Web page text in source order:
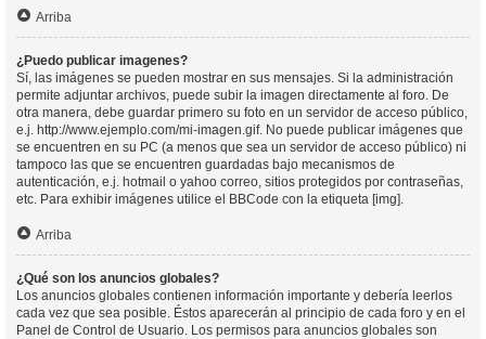
Arriba
¿Puedo publicar imagenes?
Sí, las imágenes se pueden mostrar en sus mensajes. Si la administración
permite adjuntar archivos, puede subir la imagen directamente al foro. De
otra manera, debe guardar primero su foto en un servidor de acceso público,
e.j. http://www.ejemplo.com/mi-imagen.gif. No puede publicar imágenes que
se encuentren en su PC (a menos que sea un servidor de acceso público) ni
tampoco las que se encuentren guardadas bajo mecanismos de
autenticación, e.j. hotmail o yahoo correo, sitios protegidos por contraseñas,
etc. Para exhibir imágenes utilice el BBCode con la etiqueta [img].
Arriba
¿Qué son los anuncios globales?
Los anuncios globales contienen información importante y debería leerlos
cada vez que sea posible. Éstos aparecerán al principio de cada foro y en el
Panel de Control de Usuario. Los permisos para anuncios globales son